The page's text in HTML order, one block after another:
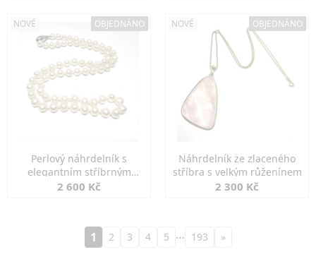
NOVÉ OBJEDNÁNO
Perlový náhrdelník s
elegantním stříbrným
zapínáním
2 600 Kč
NOVÉ OBJEDNÁNO
Náhrdelník ze zlaceného
stříbra s velkým růženínem
2 300 Kč
1 2 3 4 5 … 193 »